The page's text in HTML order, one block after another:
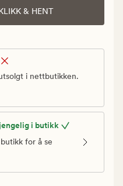
& HENT
i nettbutikken.
i butikk
for å se